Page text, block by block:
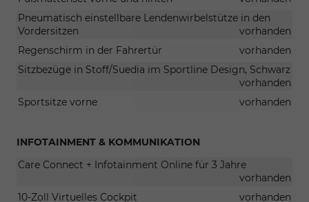
Pneumatisch einstellbare Lendenwirbelstütze in den
Vordersitzen
vorhanden
Regenschirm in der Fahrertür
vorhanden
Sitzbezüge in Stoff/Suedia im Sportline Design, Schwarz
vorhanden
Sportsitze vorne
vorhanden
INFOTAINMENT & KOMMUNIKATION
Care Connect + Infotainment Online für 3 Jahre
vorhanden
10-Zoll Virtuelles Cockpit
vorhanden